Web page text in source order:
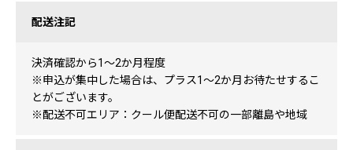
配送注記
決済確認から1〜2か月程度
※申込が集中した場合は、プラス1〜2か月お待たせするこ
とがございます。
※配送不可エリア：クール便配送不可の一部離島や地域